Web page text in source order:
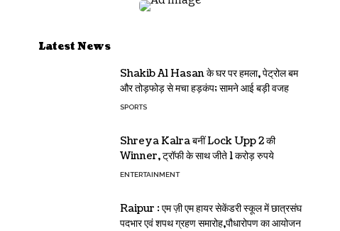
Latest News
Shakib Al Hasan के घर पर हमला, पेट्रोल बम
और तोड़फोड़ से मचा हड़कंप; सामने आई बड़ी वजह
SPORTS
Shreya Kalra बनीं Lock Upp 2 की
Winner, ट्रॉफी के साथ जीते 1 करोड़ रुपये
ENTERTAINMENT
Raipur : एम ज़ी एम हायर सेकेंडरी स्कूल में छात्रसंघ
पदभार एवं शपथ ग्रहण समारोह,पौधारोपण का आयोजन